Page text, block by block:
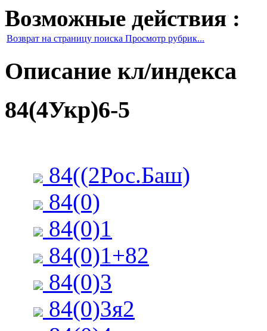
Возможные действия :
Возврат на страницу поиска Просмотр рубрик...
Описание кл/индекса
84(4Укр)6-5
84((2Рос.Баш)
84(0)
84(0)1
84(0)1+82
84(0)3
84(0)3я2